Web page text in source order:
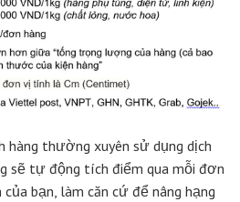
hàng thường xuyên sử dụng dịch
sẽ tự động tích điểm qua mỗi đơn
bạn, làm căn cứ để nâng hạng